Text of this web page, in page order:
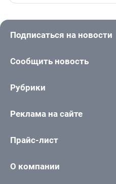
Подписаться на новости
Сообщить новость
Рубрики
Реклама на сайте
Прайс-лист
О компании